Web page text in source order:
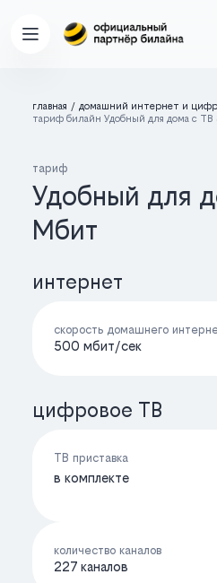
главная
домашний интернет и
тариф билайн Удобный для дома с
тариф
Удобный для
Мбит
интернет
скорость домашнего
500 мбит/cек
цифровое ТВ
ТВ приставка
в комплекте
количество каналов
227 каналов